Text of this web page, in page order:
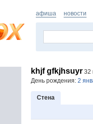
афиша новости
khjf gfkjhsuyr 32
День рождения: 2
Стена